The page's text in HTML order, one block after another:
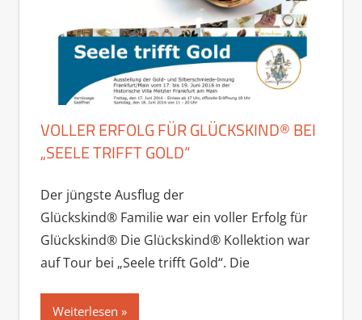
VOLLER ERFOLG FÜR GLÜCKSKIND® BEI
„SEELE TRIFFT GOLD“
Der jüngste Ausflug der
Glückskind® Familie war ein voller Erfolg für
Glückskind® Die Glückskind® Kollektion war
auf Tour bei „Seele trifft Gold“. Die
Weiterlesen